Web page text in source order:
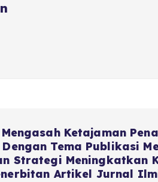
Ketajaman
Tema Publikasi
Strategi Meningkatkan
Artikel Jurnal